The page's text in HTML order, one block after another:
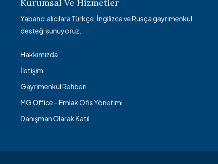
Kurumsal Ve Hizmetler
Yabancı alıcılara Türkçe, İngilizce ve Rusça gayrimenkul
desteği sunuyoruz.
Hakkımızda
İletişim
Gayrimenkul Rehberi
MG Office – Emlak Ofis Yönetimi
Danışman Olarak Katıl